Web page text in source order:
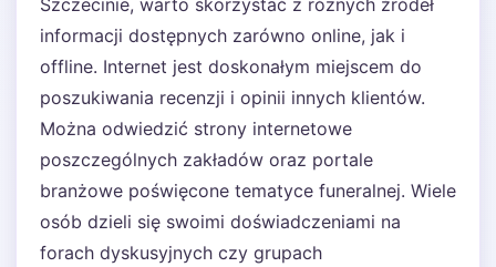
informacji dostępnych zarówno online, jak i
offline. Internet jest doskonałym miejscem do
poszukiwania recenzji i opinii innych klientów.
Można odwiedzić strony internetowe
poszczególnych zakładów oraz portale
branżowe poświęcone tematyce funeralnej. Wiele
osób dzieli się swoimi doświadczeniami na
forach dyskusyjnych czy grupach